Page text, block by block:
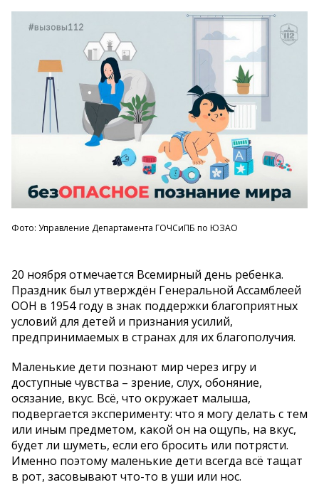
Фото: Управление Департамента ГОЧСиПБ по ЮЗАО
20 ноября отмечается Всемирный день ребенка.
Праздник был утверждён Генеральной Ассамблеей
ООН в 1954 году в знак поддержки благоприятных
условий для детей и признания усилий,
предпринимаемых в странах для их благополучия.
Маленькие дети познают мир через игру и
доступные чувства – зрение, слух, обоняние,
осязание, вкус. Всё, что окружает малыша,
подвергается эксперименту: что я могу делать с тем
или иным предметом, какой он на ощупь, на вкус,
будет ли шуметь, если его бросить или потрясти.
Именно поэтому маленькие дети всегда всё тащат
в рот, засовывают что-то в уши или нос.